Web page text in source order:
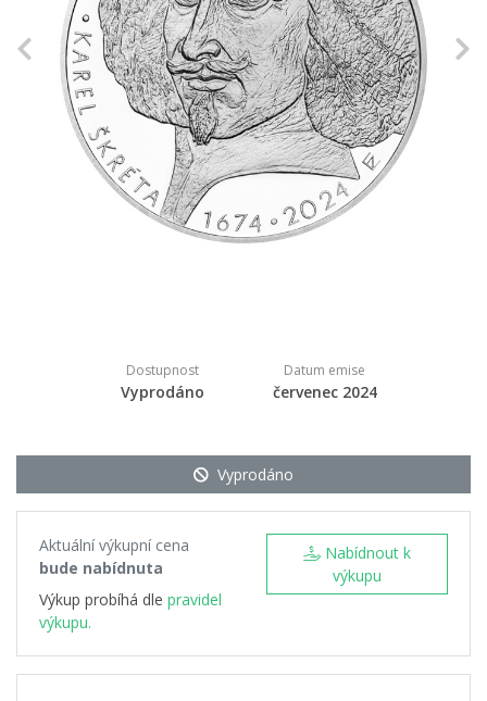
Previous
Dostupnost
Vyprodáno
Datum emise
červenec 2024
Vyprodáno
Aktuální výkupní cena
bude nabídnuta
Výkup probíhá dle pravidel
výkupu.
výkupu